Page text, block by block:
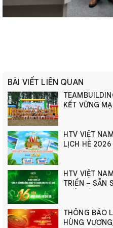
BÀI VIẾT LIÊN QUAN
TEAMBUILDING
KẾT VỮNG
HTV VIỆT
LỊCH HÈ 2026
HTV VIỆT
TRIỂN – SẴN
THÔNG BÁO
HÙNG